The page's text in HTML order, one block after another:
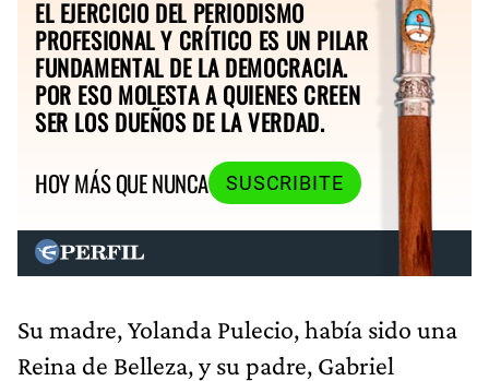
EL EJERCICIO DEL PERIODISMO
PROFESIONAL Y CRÍTICO ES UN PILAR
FUNDAMENTAL DE LA DEMOCRACIA.
POR ESO MOLESTA A QUIENES CREEN
SER LOS DUEÑOS DE LA VERDAD.
HOY MÁS QUE NUNCA
SUSCRIBITE
Su madre, Yolanda Pulecio, había sido una
Reina de Belleza, y su padre, Gabriel